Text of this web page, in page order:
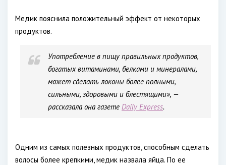
Медик пояснила положительный эффект от некоторых
продуктов.
Употребление в пищу правильных продуктов,
богатых витаминами, белками и минералами,
может сделать локоны более полными,
сильными, здоровыми и блестящими», —
рассказала она газете Daily Express.
Одним из самых полезных продуктов, способным сделать
волосы более крепкими, медик назвала яйца. По ее